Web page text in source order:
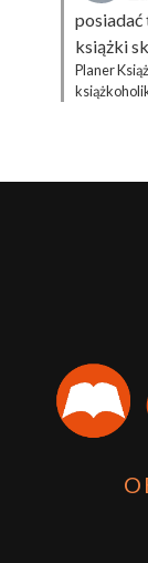
posiadać
książki
Planer